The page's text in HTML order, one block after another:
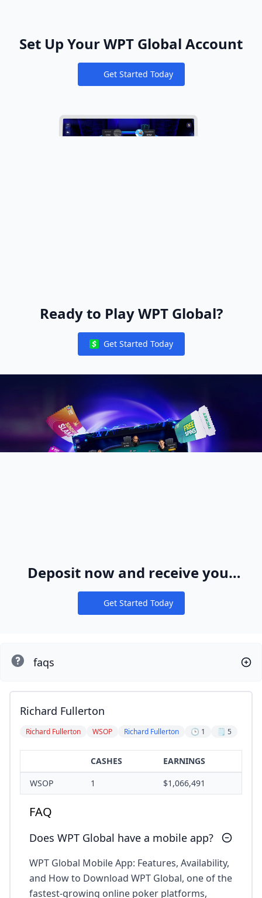
Set Up Your WPT Global Account
Notifications
Get Started Today
Ready to Play WPT Global?
Notifications
Get Started Today
Deposit now and receive your
WPT® Global Ticket Package
Notifications
Get Started Today
faqs
Richard Fullerton
Richard Fullerton WSOP Richard Fullerton 🕒 1 🗒️ 5
CASHES
EARNINGS
WSOP
1 $1,066,491
FAQ
Does WPT Global have a mobile app?
WPT Global Mobile App: Features, Availability,
and How to Download WPT Global, one of the
fastest-growing online poker platforms,